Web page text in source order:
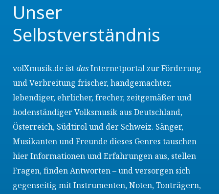
Unser
Selbstverständnis
volXmusik.de istdasInternetportal zur Förderung
und Verbreitung frischer, handgemachter,
lebendiger, ehrlicher, frecher, zeitgemäßer und
bodenständiger Volksmusik aus Deutschland,
Österreich, Südtirol und der Schweiz. Sänger,
Musikanten und Freunde dieses Genres tauschen
hier Informationen und Erfahrungen aus, stellen
Fragen, finden Antworten – und versorgen sich
gegenseitig mit Instrumenten, Noten, Tonträgern,